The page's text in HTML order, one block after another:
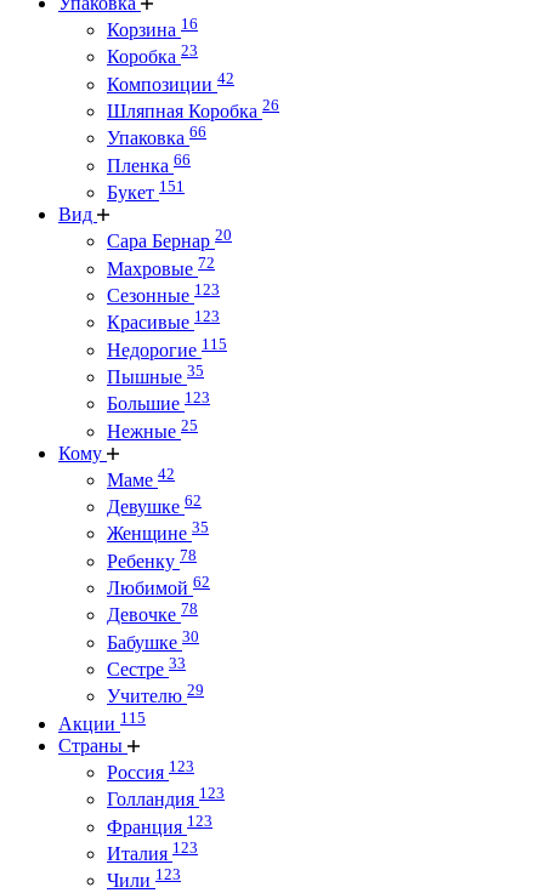
Корзина 16
Коробка 23
Композиции 42
Шляпная Коробка 26
Упаковка 66
Пленка 66
Букет 151
Вид
Сара Бернар 20
Махровые 72
Сезонные 123
Красивые 123
Недорогие 115
Пышные 35
Большие 123
Нежные 25
Кому
Маме 42
Девушке 62
Женщине 35
Ребенку 78
Любимой 62
Девочке 78
Бабушке 30
Сестре 33
Учителю 29
Акции 115
Страны
Россия 123
Голландия 123
Франция 123
Италия 123
Чили 123